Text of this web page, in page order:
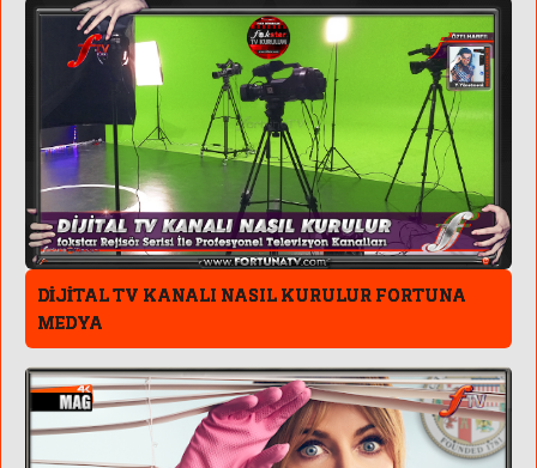
DİJİTAL TV KANALI NASIL KURULUR FORTUNA
MEDYA